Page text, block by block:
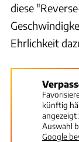
diese
Ehrlichkeit
künftig
angezeigt
Auswahl
Google